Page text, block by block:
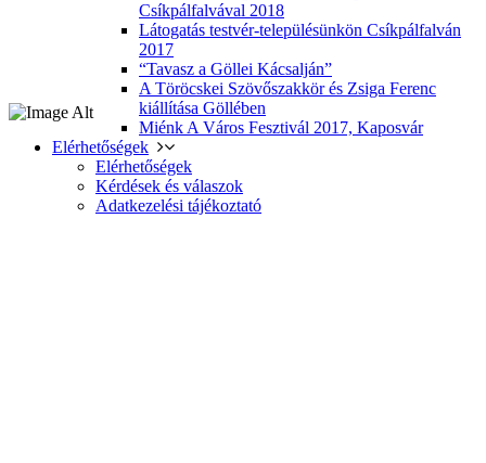
Csíkpálfalvával 2018
Látogatás testvér-településünkön Csíkpálfalván
2017
“Tavasz a Göllei Kácsalján”
A Töröcskei Szövőszakkör és Zsiga Ferenc
kiállítása Göllében
Miénk A Város Fesztivál 2017, Kaposvár
Elérhetőségek
Elérhetőségek
Kérdések és válaszok
Adatkezelési tájékoztató